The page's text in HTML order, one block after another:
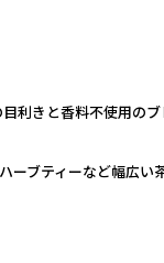
利きと香料不使用の
ーブティーなど幅広い